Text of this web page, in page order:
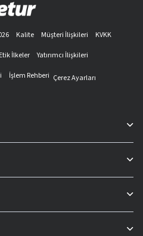
Kalite Müşteri İlişkileri
KVKK
İlkeler
Yatırımcı İlişkileri
İşlem Rehberi Çerez Ayarları